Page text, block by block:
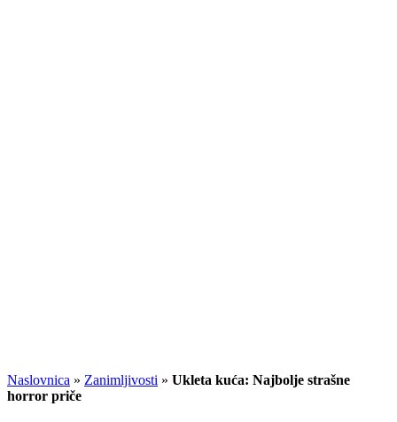
Naslovnica » Zanimljivosti » Ukleta kuća: Najbolje strašne
horror priče